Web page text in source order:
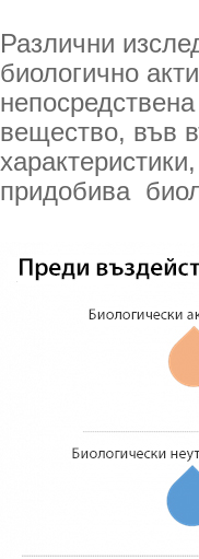
Различни
биологично
вещество, във
придобива